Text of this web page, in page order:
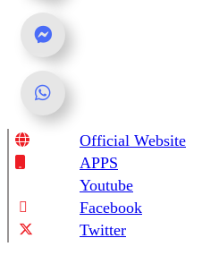
Online News Portal
Official Website
APPS
Youtube
Facebook
Twitter